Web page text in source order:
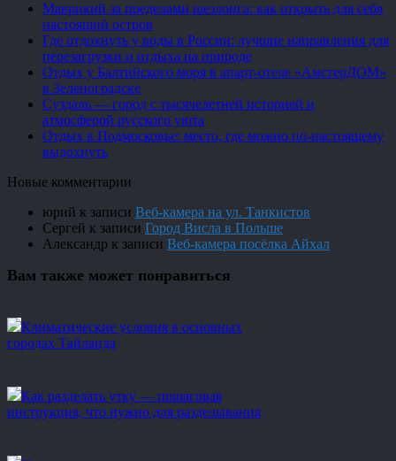
Маврикий за пределами шезлонга: как открыть для себя
настоящий остров
Где отдохнуть у воды в России: лучшие направления для
перезагрузки и отдыха на природе
Отдых у Балтийского моря в апарт-отеле «АмстерДОМ»
в Зеленоградске
Суздаль — город с тысячелетней историей и
атмосферой русского уюта
Отдых в Подмосковье: место, где можно по-настоящему
выдохнуть
Новые комментарии
юрий к записи Веб-камера на ул. Танкистов
Сергей к записи Город Висла в Польше
Александр к записи Веб-камера посёлка Айхал
Вам также может понравиться
Климатические условия в основных
городах Тайланда
Как разделать утку — пошаговая
инструкция, что нужно для разделывания